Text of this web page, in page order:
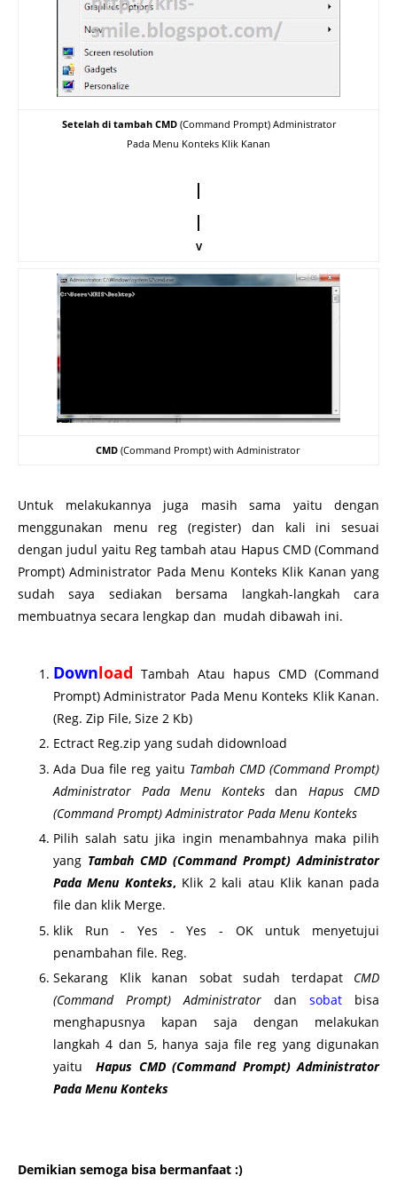
Setelah di tambah CMD(Command Prompt) Administrator
Pada Menu Konteks Klik Kanan
|
|
V
CMD(Command Prompt) with Administrator
Untuk melakukannya juga masih sama yaitu dengan
menggunakan menu reg (register) dan kali ini sesuai
dengan judul yaitu Reg tambah atau Hapus CMD (Command
Prompt) Administrator Pada Menu Konteks Klik Kanan yang
sudah saya sediakan bersama langkah-langkah cara
membuatnya secara lengkap dan mudah dibawah ini.
Download Tambah Atau hapus CMD (Command
Prompt) Administrator Pada Menu Konteks Klik Kanan.
(Reg. Zip File, Size 2 Kb)
Ectract Reg.zip yang sudah didownload
Ada Dua file reg yaitu Tambah CMD (Command Prompt)
Administrator Pada Menu Konteksdan Hapus CMD
(Command Prompt) Administrator Pada Menu Konteks
Pilih salah satu jika ingin menambahnya maka pilih
yang Tambah CMD (Command Prompt) Administrator
Pada Menu Konteks, Klik 2 kali atau Klik kanan pada
file dan klik Merge.
klik Run - Yes - Yes - OK untuk menyetujui
penambahan file. Reg.
Sekarang Klik kanan sobat sudah terdapat CMD
(Command Prompt) Administrator dan sobat
bisa
menghapusnya kapan saja dengan melakukan
langkah 4 dan 5, hanya saja file reg yang digunakan
yaitu Hapus CMD (Command Prompt) Administrator
Pada Menu Konteks
Demikian semoga bisa bermanfaat :)